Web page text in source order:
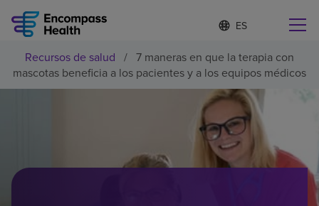
Lista
de
idiomas
contraída
d
o
m
a
s
l
e
c
c
Encuentre una localidad cerca de usted
Servicios de rehabilitación
Recursos de salud / 7 maneras en que la terapia con
mascotas beneficia a los pacientes y a los equipos médicos